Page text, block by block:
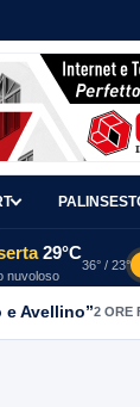
29°C
nuvoloso
36° / 23°
Avellino”2 ORE